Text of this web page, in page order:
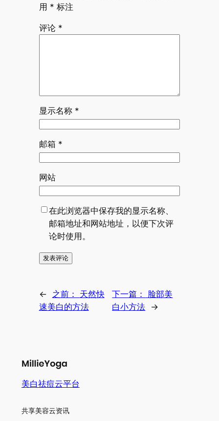
用 * 标注
评论 *
显示名称 *
邮箱 *
网站
在此浏览器中保存我的显示名称、
邮箱地址和网站地址，以便下次评
论时使用。
← 之前： 天然快
速美白的方法
下一篇：
脸部美
白小方法
→
美白祛痘云平台
共享美容云资讯